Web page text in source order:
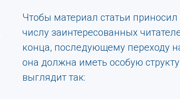
Чтобы материал статьи
числу заинтересованных
конца, последующему переходу
она должна иметь особую
выглядит так: